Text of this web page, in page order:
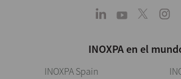
INOXPA en el
INOXPA Spain